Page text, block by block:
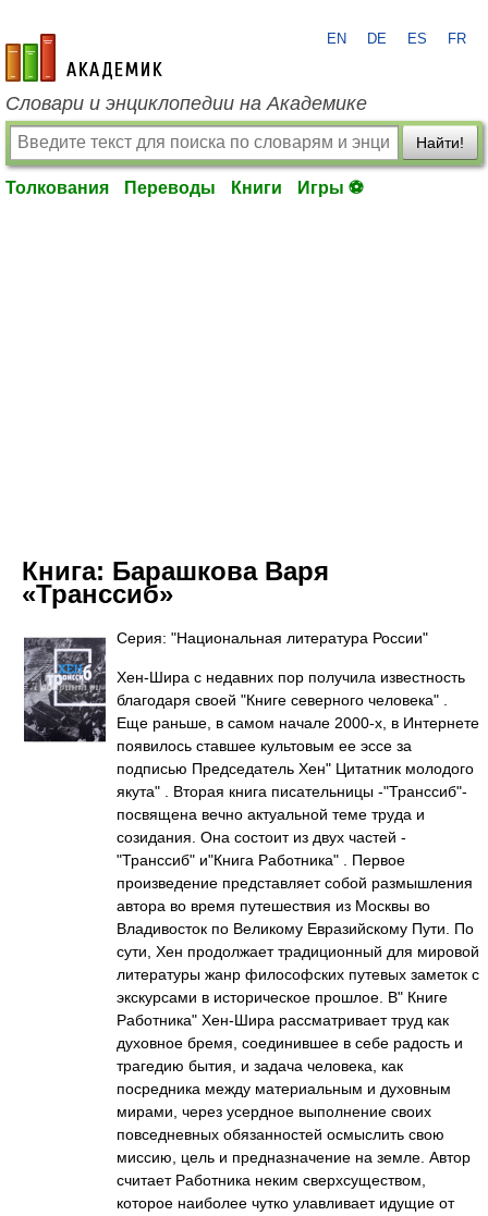
academic.ru
EN DE ES FR
Словари и энциклопедии на Академике
Найти!
Толкования Переводы Книги Игры ⚽
Книга: Барашкова Варя
«Транссиб»
Серия: "Национальная литература России"
Хен-Шира с недавних пор получила известность
благодаря своей "Книге северного человека" .
Еще раньше, в самом начале 2000-х, в Интернете
появилось ставшее культовым ее эссе за
подписью Председатель Хен" Цитатник молодого
якута" . Вторая книга писательницы -"Транссиб"-
посвящена вечно актуальной теме труда и
созидания. Она состоит из двух частей -
"Транссиб" и"Книга Работника" . Первое
произведение представляет собой размышления
автора во время путешествия из Москвы во
Владивосток по Великому Евразийскому Пути. По
сути, Хен продолжает традиционный для мировой
литературы жанр философских путевых заметок с
экскурсами в историческое прошлое. В" Книге
Работника" Хен-Шира рассматривает труд как
духовное бремя, соединившее в себе радость и
трагедию бытия, и задача человека, как
посредника между материальным и духовным
мирами, через усердное выполнение своих
повседневных обязанностей осмыслить свою
миссию, цель и предназначение на земле. Автор
считает Работника неким сверхсуществом,
которое наиболее чутко улавливает идущие от